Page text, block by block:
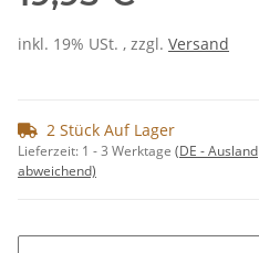
inkl. 19% USt. , zzgl. Versand
2 Stück Auf Lager
Lieferzeit: 1 - 3 Werktage (DE - Ausland
abweichend)